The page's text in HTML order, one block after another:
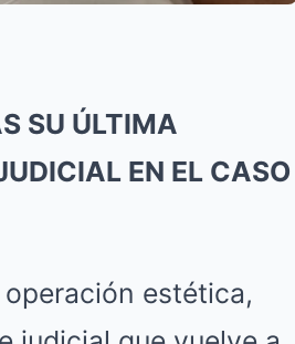
SU ÚLTIMA
EN EL CASO
operación estética,